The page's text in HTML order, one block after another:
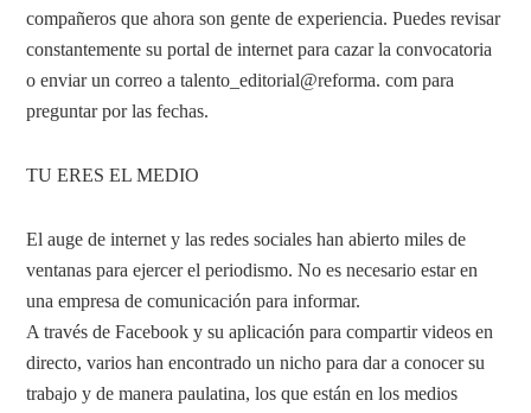
compañeros que ahora son gente de experiencia. Puedes revisar
constantemente su portal de internet para cazar la convocatoria
o enviar un correo a talento_editorial@reforma. com para
preguntar por las fechas.
TU ERES EL MEDIO
El auge de internet y las redes sociales han abierto miles de
ventanas para ejercer el periodismo. No es necesario estar en
una empresa de comunicación para informar.
A través de Facebook y su aplicación para compartir videos en
directo, varios han encontrado un nicho para dar a conocer su
trabajo y de manera paulatina, los que están en los medios